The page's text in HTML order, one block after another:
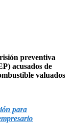
preventiva
acusados de
valuados
para